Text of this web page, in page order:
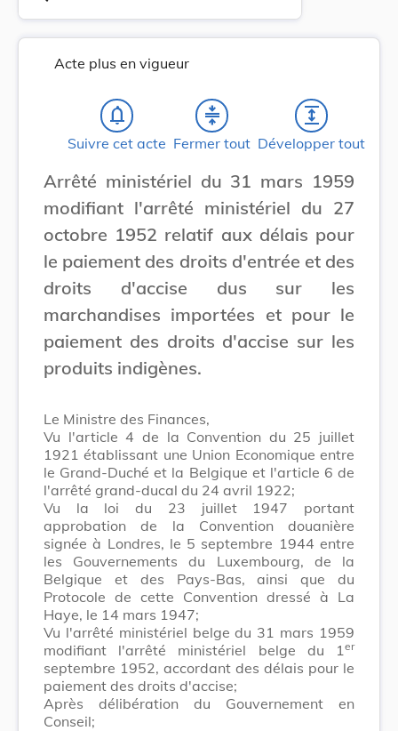
Acte plus en vigueur
notifications_none
Suivre cet acte
compress
Fermer tout
expand
Développer tout
Arrêté ministériel du 31 mars 1959
modifiant l'arrêté ministériel du 27
octobre 1952 relatif aux délais pour
le paiement des droits d'entrée et des
droits d'accise dus sur les
marchandises importées et pour le
paiement des droits d'accise sur les
produits indigènes.
Le Ministre des Finances,
Vu l'article 4 de la Convention du 25 juillet
1921 établissant une Union Economique entre
le Grand-Duché et la Belgique et l'article 6 de
l'arrêté grand-ducal du 24 avril 1922;
Vu la loi du 23 juillet 1947 portant
approbation de la Convention douanière
signée à Londres, le 5 septembre 1944 entre
les Gouvernements du Luxembourg, de la
Belgique et des Pays-Bas, ainsi que du
Protocole de cette Convention dressé à La
Haye, le 14 mars 1947;
Vu l'arrêté ministériel belge du 31 mars 1959
modifiant l'arrêté ministériel belge du 1 er
septembre 1952, accordant des délais pour le
paiement des droits d'accise;
Après délibération du Gouvernement en
Conseil;